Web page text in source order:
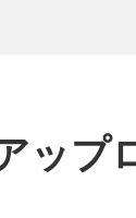
ップ